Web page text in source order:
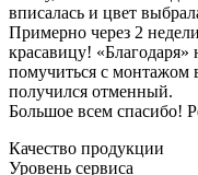
вписалась и цвет
Примерно через 2
красавицу!
помучиться с монтажом
получился отменный.
Большое всем спасибо!
Качество продукции
Уровень сервиса